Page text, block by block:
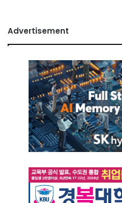
Advertisement